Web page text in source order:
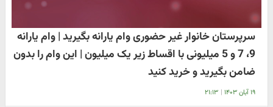
سرپرستان خانوار غیر حضوری وام یارانه بگیرید | وام یارانه
9، 7 و 5 میلیونی با اقساط زیر یک میلیون | این وام را بدون
ضامن بگیرید و خرید کنید
۱۹ آبان ۱۴۰۳ | ۲۱:۱۳